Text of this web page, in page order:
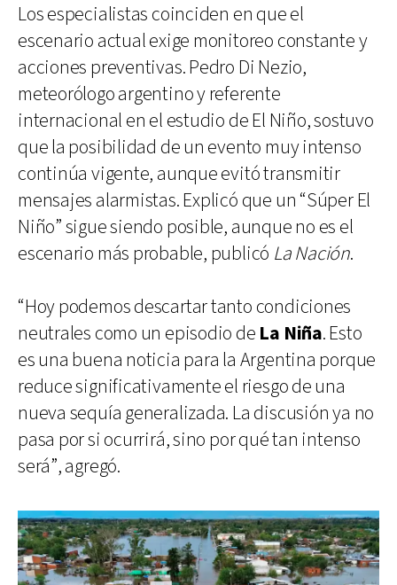
Los especialistas coinciden en que el
escenario actual exige monitoreo constante y
acciones preventivas. Pedro Di Nezio,
meteorólogo argentino y referente
internacional en el estudio de El Niño, sostuvo
que la posibilidad de un evento muy intenso
continúa vigente, aunque evitó transmitir
mensajes alarmistas. Explicó que un “Súper El
Niño” sigue siendo posible, aunque no es el
escenario más probable, publicó La Nación.
“Hoy podemos descartar tanto condiciones
neutrales como un episodio de La Niña. Esto
es una buena noticia para la Argentina porque
reduce significativamente el riesgo de una
nueva sequía generalizada. La discusión ya no
pasa por si ocurrirá, sino por qué tan intenso
será”, agregó.